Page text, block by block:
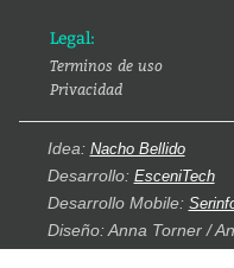
Legal:
Terminos de uso
Privacidad
Idea: Nacho Bellido
Desarrollo: EsceniTech
Desarrollo Mobile:
Diseño: Anna Torner /